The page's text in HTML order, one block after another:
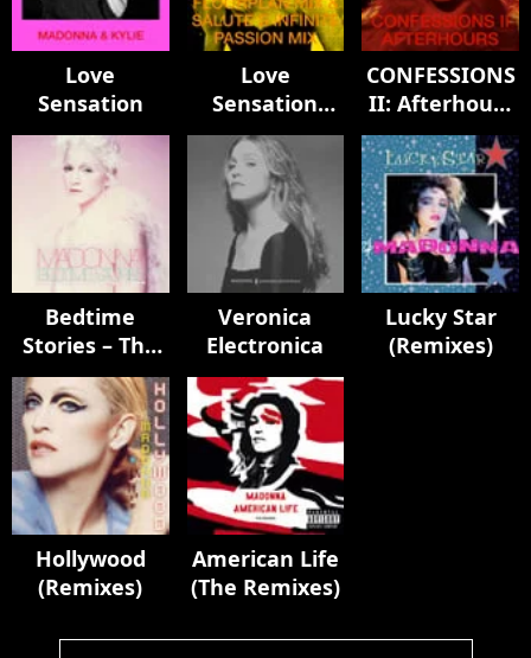
Love
Sensation
Love
Sensation
Remixes
CONFESSIONS
II: Afterhours
Edition
Bedtime
Stories – The
Untold
Chapter
Veronica
Electronica
Lucky Star
(Remixes)
Hollywood
(Remixes)
American Life
(The Remixes)